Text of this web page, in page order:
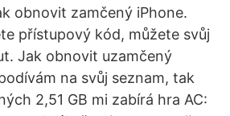
obnovit zamčený iPhone.
přístupový kód, můžete svůj
Jak obnovit uzamčený
na svůj seznam, tak
2,51 GB mi zabírá hra AC: